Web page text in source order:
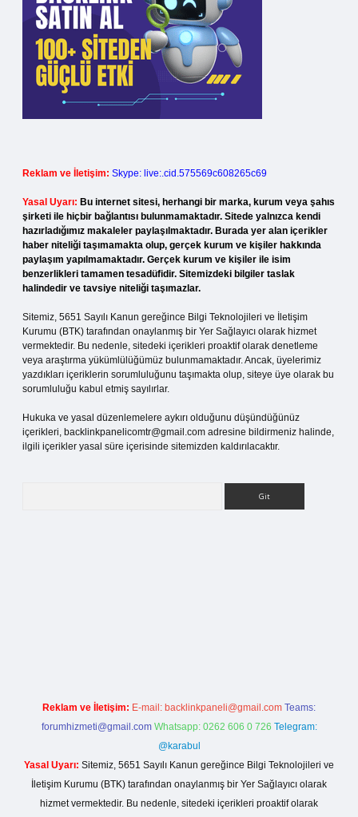
Reklam ve İletişim: Skype: live:.cid.575569c608265c69
Yasal Uyarı: Bu internet sitesi, herhangi bir marka, kurum veya şahıs
şirketi ile hiçbir bağlantısı bulunmamaktadır. Sitede yalnızca kendi
hazırladığımız makaleler paylaşılmaktadır. Burada yer alan içerikler
haber niteliği taşımamakta olup, gerçek kurum ve kişiler hakkında
paylaşım yapılmamaktadır. Gerçek kurum ve kişiler ile isim
benzerlikleri tamamen tesadüfidir. Sitemizdeki bilgiler taslak
halindedir ve tavsiye niteliği taşımazlar.
Sitemiz, 5651 Sayılı Kanun gereğince Bilgi Teknolojileri ve İletişim
Kurumu (BTK) tarafından onaylanmış bir Yer Sağlayıcı olarak hizmet
vermektedir. Bu nedenle, sitedeki içerikleri proaktif olarak denetleme
veya araştırma yükümlülüğümüz bulunmamaktadır. Ancak, üyelerimiz
yazdıkları içeriklerin sorumluluğunu taşımakta olup, siteye üye olarak bu
sorumluluğu kabul etmiş sayılırlar.
Hukuka ve yasal düzenlemelere aykırı olduğunu düşündüğünüz
içerikleri, backlinkpanelicomtr@gmail.com adresine bildirmeniz halinde,
ilgili içerikler yasal süre içerisinde sitemizden kaldırılacaktır.
Reklam ve İletişim: E-mail: backlinkpaneli@gmail.com Teams:
forumhizmeti@gmail.com Whatsapp: 0262 606 0 726 Telegram:
@karabul
Yasal Uyarı: Sitemiz, 5651 Sayılı Kanun gereğince Bilgi Teknolojileri ve
İletişim Kurumu (BTK) tarafından onaylanmış bir Yer Sağlayıcı olarak
hizmet vermektedir. Bu nedenle, sitedeki içerikleri proaktif olarak